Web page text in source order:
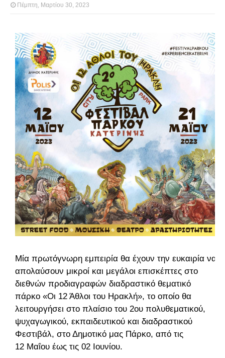
Πέμπτη, Μαρτίου 30, 2023
Mία πρωτόγνωρη εμπειρία θα έχουν την ευκαιρία να
απολαύσουν μικροί και μεγάλοι επισκέπτες στο
διεθνών προδιαγραφών διαδραστικό θεματικό
πάρκο «Οι 12 Άθλοι του Ηρακλή», το οποίο θα
λειτουργήσει στο πλαίσιο του 2ου πολυθεματικού,
ψυχαγωγικού, εκπαιδευτικού και διαδραστικού
Φεστιβάλ, στο Δημοτικό μας Πάρκο, από τις
12 Μαΐου έως τις 02 Ιουνίου.